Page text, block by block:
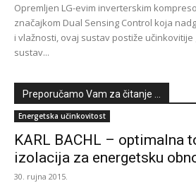
Opremljen LG-evim inverterskim
značajkom Dual Sensing Control koja
i vlažnosti, ovaj sustav postiže
sustav...
Preporučamo Vam za čitanje ...
Energetska učinkovitost
KARL BACHL – optimalna
izolacija za energetsku
30. rujna 2015.